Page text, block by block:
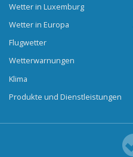
Wetter in Luxemburg
Wetter in Europa
Flugwetter
Wetterwarnungen
Klima
Produkte und Dienstleistungen